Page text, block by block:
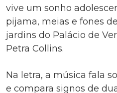
vive um sonho
pijama, meias e fones
jardins do Palácio de
Petra Collins.
Na letra, a música fala
e compara signos de